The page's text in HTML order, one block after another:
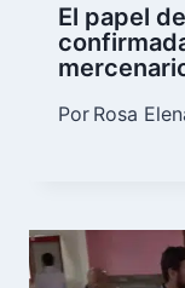
El papel
Por Rosa